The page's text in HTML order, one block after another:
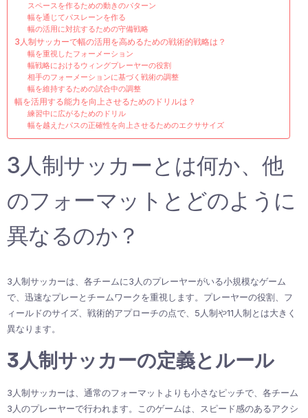
スペースを作るための動きのパターン
幅を通じてパスレーンを作る
幅の活用に対抗するための守備戦略
3人制サッカーで幅の活用を高めるための戦術的戦略は？
幅を重視したフォーメーション
幅戦略におけるウィングプレーヤーの役割
相手のフォーメーションに基づく戦術の調整
幅を維持するための試合中の調整
幅を活用する能力を向上させるためのドリルは？
練習中に広がるためのドリル
幅を越えたパスの正確性を向上させるためのエクササイズ
3人制サッカーとは何か、他
のフォーマットとどのように
異なるのか？
3人制サッカーは、各チームに3人のプレーヤーがいる小規模なゲーム
で、迅速なプレーとチームワークを重視します。プレーヤーの役割、フ
ィールドのサイズ、戦術的アプローチの点で、5人制や11人制とは大きく
異なります。
3人制サッカーの定義とルール
3人制サッカーは、通常のフォーマットよりも小さなピッチで、各チーム
3人のプレーヤーで行われます。このゲームは、スピード感のあるアクシ